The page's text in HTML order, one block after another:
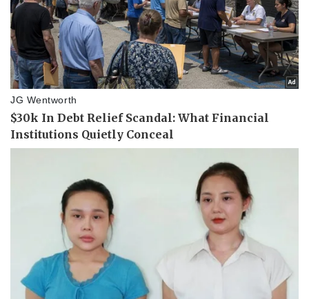
Lịch thi đấu bóng đá
Thế giới thể thao
eSports
Ô tô - Xe máy
Xe máy